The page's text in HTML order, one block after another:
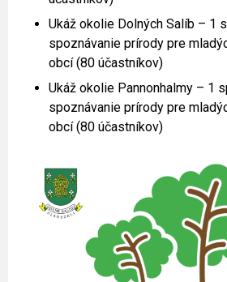
Ukáž okolie Dolných Salíb – 1
spoznávanie prírody pre
obcí (80 účastníkov)
Ukáž okolie Pannonhalmy – 1
spoznávanie prírody pre
obcí (80 účastníkov)